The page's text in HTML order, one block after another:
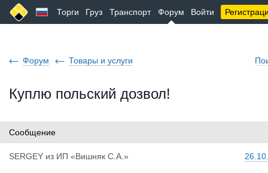
Торги Груз Транспорт Форум Войти
Форум Товары и услуги
Куплю польский дозвол!
Сообщение
SERGEY из ИП «Вишняк С.А.»